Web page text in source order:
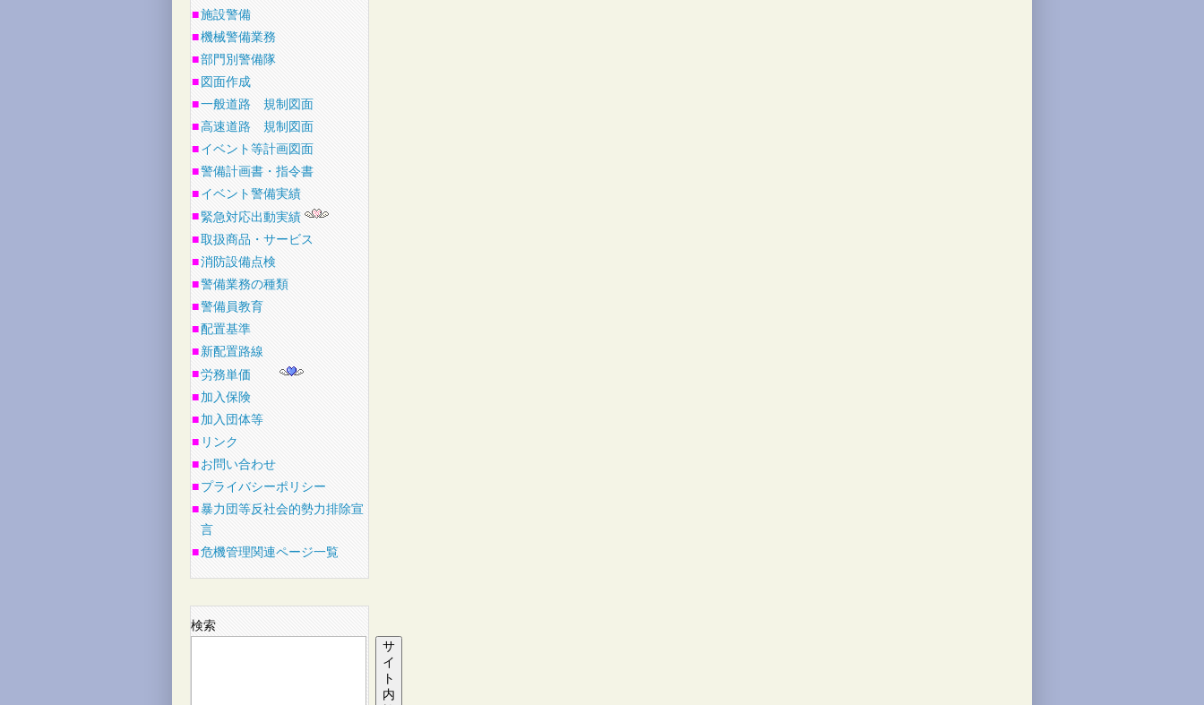
■施設警備
■機械警備業務
■部門別警備隊
■図面作成
■一般道路 規制図面
■高速道路 規制図面
■イベント等計画図面
■警備計画書・指令書
■イベント警備実績
■緊急対応出動実績
■取扱商品・サービス
■消防設備点検
■警備業務の種類
■警備員教育
■配置基準
■新配置路線
■労務単価
■加入保険
■加入団体等
■ リンク
■お問い合わせ
■プライバシーポリシー
■暴力団等反社会的勢力排除宣
言
■危機管理関連ページ一覧
検索
サ
イ
ト
内